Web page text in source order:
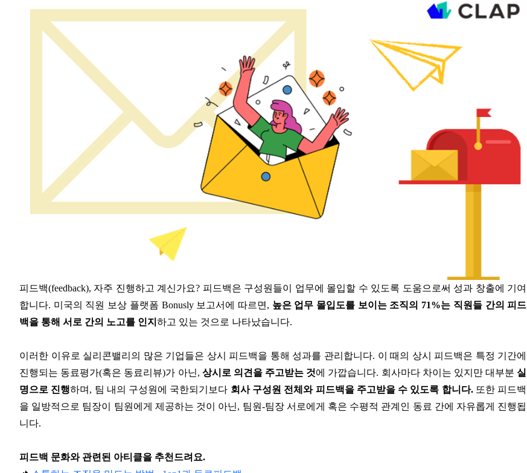
피드백(feedback), 자주 진행하고 계신가요? 피드백은 구성원들이 업무에 몰입할 수 있도록 도움으로써 성과 창출에 기여
합니다. 미국의 직원 보상 플랫폼 Bonusly 보고서에 따르면, 높은 업무 몰입도를 보이는 조직의 71%는 직원들 간의 피드
백을 통해 서로 간의 노고를 인지 하고 있는 것으로 나타났습니다.
이러한 이유로 실리콘밸리의 많은 기업들은 상시 피드백을 통해 성과를 관리합니다. 이 때의 상시 피드백은 특정 기간에
진행되는 동료평가(혹은 동료리뷰)가 아닌, 상시로 의견을 주고받는 것에 가깝습니다. 회사마다 차이는 있지만 대부분 실
명으로 진행하며, 팀 내의 구성원에 국한되기보다 회사 구성원 전체와 피드백을 주고받을 수 있도록 합니다.또한 피드백
을 일방적으로 팀장이 팀원에게 제공하는 것이 아닌, 팀원-팀장 서로에게 혹은 수평적 관계인 동료 간에 자유롭게 진행됩
니다.
피드백 문화와 관련된 아티클을 추천드려요.